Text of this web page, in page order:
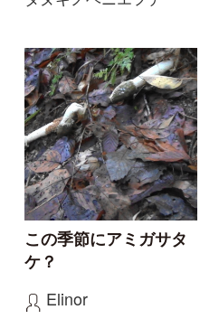
準絶滅危惧（でも数年
に1度程度見かける）
aw
2020/11/08
0
カエンタケ
マツ
0
マツ
もっと